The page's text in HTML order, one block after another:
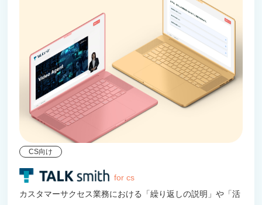
CS向け
for cs
カスタマーサクセス業務における「繰り返しの説明」や「活